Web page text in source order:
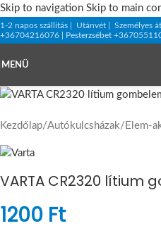
Skip to navigation Skip to main
1-2 napos szállítás | Utánvét | Személyes
+36704216076 | Pesterzsébet
MENÜ
Kezdőlap/Autókulcsházak/ Elem-
VARTA CR2320 lítium
1200 Ft